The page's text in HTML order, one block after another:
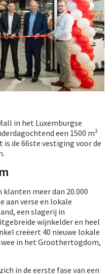
in het Luxemburgse
een 1500 m²
de 66ste vestiging voor de
meer dan 20.000
aan verse en lokale
een slagerij in
wijnkelder en heel
creëert 40 nieuwe lokale
in het Groothertogdom,
in de eerste fase van een